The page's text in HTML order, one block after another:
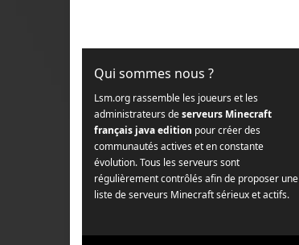
Qui sommes nous ?
Lsm.org rassemble les joueurs et les
administrateurs deserveurs Minecraft
français java edition pour créer des
communautés actives et en constante
évolution. Tous les serveurs sont
régulièrement contrôlés afin de proposer une
liste de serveurs Minecraft sérieux et actifs.